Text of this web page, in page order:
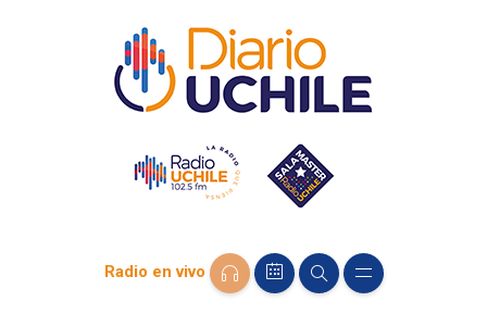
Radio en vivo